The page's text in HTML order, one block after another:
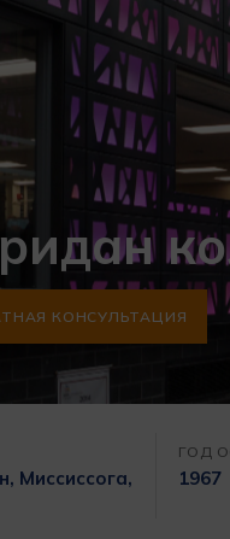
КОНСУЛЬТАЦИЯ
Миссиссога,
ГОД
1967